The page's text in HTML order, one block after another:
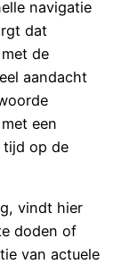
navigatie
dat
de
aandacht
een
tijd op de
vindt hier
doden of
van actuele